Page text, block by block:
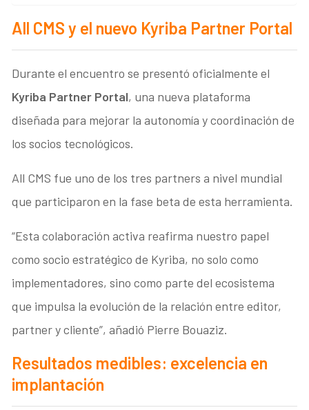
All CMS y el nuevo Kyriba Partner Portal
Durante el encuentro se presentó oficialmente el
Kyriba Partner Portal, una nueva plataforma
diseñada para mejorar la autonomía y coordinación de
los socios tecnológicos.
All CMS fue uno de los tres partners a nivel mundial
que participaron en la fase beta de esta herramienta.
“Esta colaboración activa reafirma nuestro papel
como socio estratégico de Kyriba, no solo como
implementadores, sino como parte del ecosistema
que impulsa la evolución de la relación entre editor,
partner y cliente”, añadió Pierre Bouaziz.
Resultados medibles: excelencia en
implantación